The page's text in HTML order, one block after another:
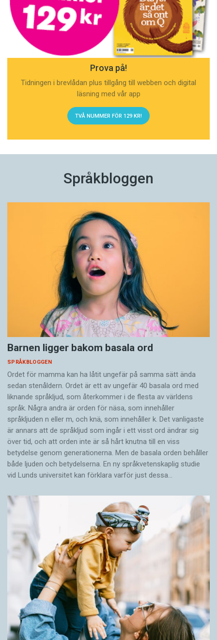
Prova på!
Tidningen i brevlådan plus tillgång till webben och digital
läsning med vår app
TVÅ NUMMER FÖR 129 KR!
Språkbloggen
Barnen ligger bakom basala ord
SPRÅKBLOGGEN
Ordet för mamma kan ha låtit ungefär på samma sätt ända
sedan stenåldern. Ordet är ett av ungefär 40 basala ord med
liknande språkljud, som återkommer i de flesta av världens
språk. Några andra är orden för näsa, som innehåller
språkljuden n eller m, och knä, som innehåller k. Det vanligaste
är annars att de språkljud som ingår i ett visst ord ändrar sig
över tid, och att orden inte är så hårt knutna till en viss
betydelse genom generationerna. Men de basala orden behåller
både ljuden och betydelserna. En ny språkvetenskaplig studie
vid Lunds universitet kan förklara varför just dessa…